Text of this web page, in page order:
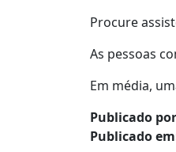
Procure
As pessoas
Em média,
Publicado
Publicado